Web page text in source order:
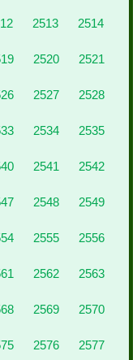
2513 2514
2520 2521
2527 2528
2534 2535
2541 2542
2548 2549
2555 2556
2562 2563
2569 2570
2576 2577